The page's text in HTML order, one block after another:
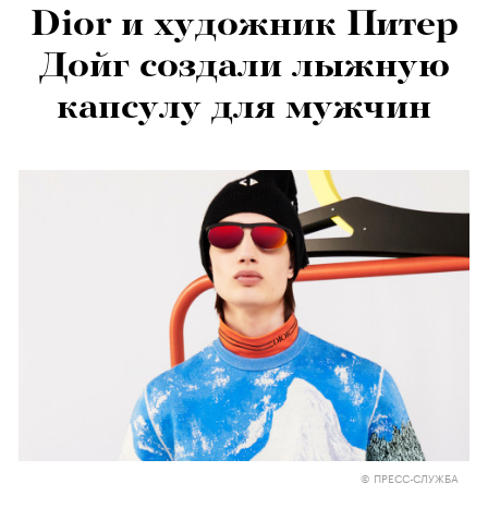
Dior и художник Питер
Дойг создали лыжную
капсулу для мужчин
© ПРЕСС-СЛУЖБА